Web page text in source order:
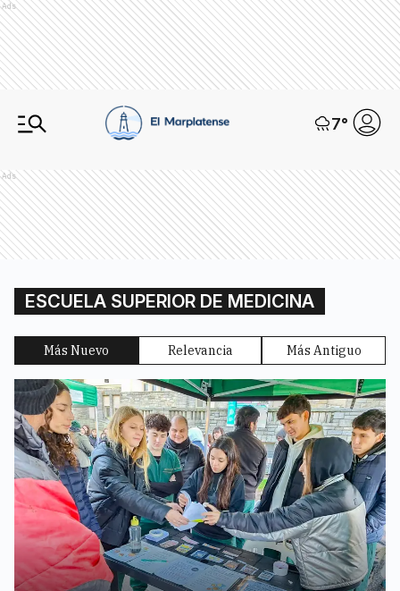
Ads
7°
Ads
ESCUELA SUPERIOR DE MEDICINA
Más Nuevo Relevancia Más Antiguo